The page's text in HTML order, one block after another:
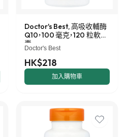
Doctor's Best, 高吸收輔酶
Q10，100 毫克，120 粒軟膠
囊
Doctor's Best
HK$218
加入購物車